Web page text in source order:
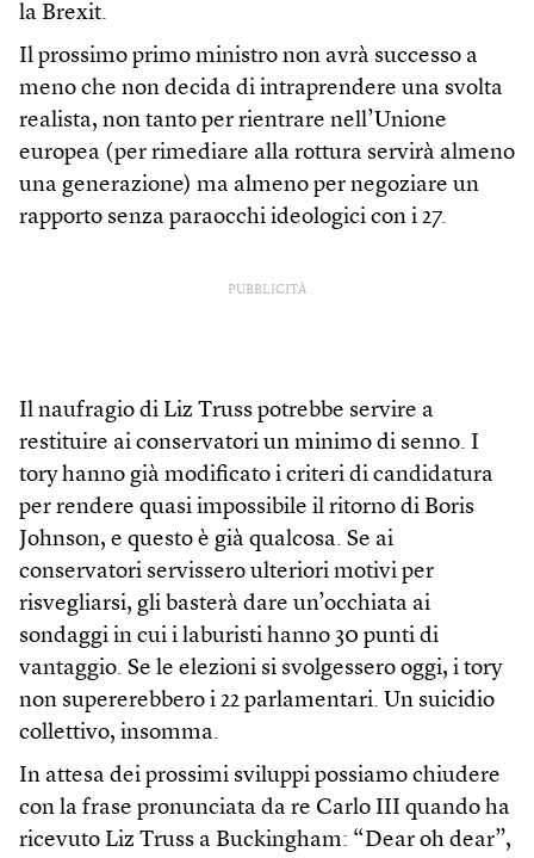
la Brexit.
Il prossimo primo ministro non avrà successo a
meno che non decida di intraprendere una svolta
realista, non tanto per rientrare nell’Unione
europea (per rimediare alla rottura servirà almeno
una generazione) ma almeno per negoziare un
rapporto senza paraocchi ideologici con i 27.
PUBBLICITÀ
Il naufragio di Liz Truss potrebbe servire a
restituire ai conservatori un minimo di senno. I
tory hanno già modificato i criteri di candidatura
per rendere quasi impossibile il ritorno di Boris
Johnson, e questo è già qualcosa. Se ai
conservatori servissero ulteriori motivi per
risvegliarsi, gli basterà dare un’occhiata ai
sondaggi in cui i laburisti hanno 30 punti di
vantaggio. Se le elezioni si svolgessero oggi, i tory
non supererebbero i 22 parlamentari. Un suicidio
collettivo, insomma.
In attesa dei prossimi sviluppi possiamo chiudere
con la frase pronunciata da re Carlo III quando ha
ricevuto Liz Truss a Buckingham: “Dear oh dear”,